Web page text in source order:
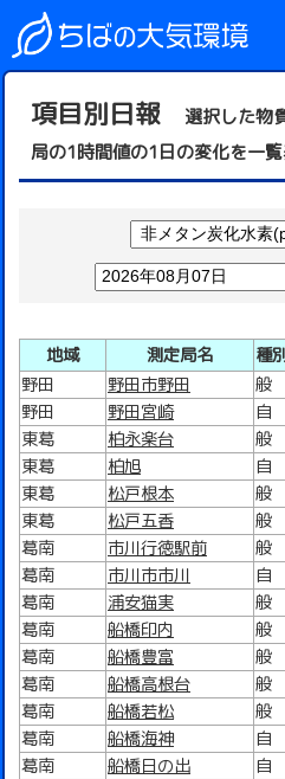
項目別日報
選択した物
局の1時間値の1日の変化を一
地域 測定局名 種
野田
野田市野田 般
野田
野田宮崎 自
東葛
柏永楽台 般
東葛
柏旭 自
東葛
松戸根本 般
東葛
松戸五香 般
葛南
市川行徳駅前 般
葛南
市川市市川 自
葛南
浦安猫実 般
葛南
船橋印内 般
葛南
船橋豊富 般
葛南
船橋高根台 般
葛南
船橋若松 般
葛南
船橋海神 自
葛南
船橋日の出 自